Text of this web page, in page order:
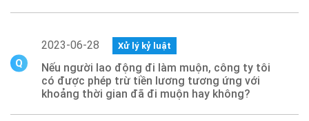
2023-06-28 Xử lý kỷ luật
Nếu người lao động đi làm muộn, công ty tôi
có được phép trừ tiền lương tương ứng với
khoảng thời gian đã đi muộn hay không?